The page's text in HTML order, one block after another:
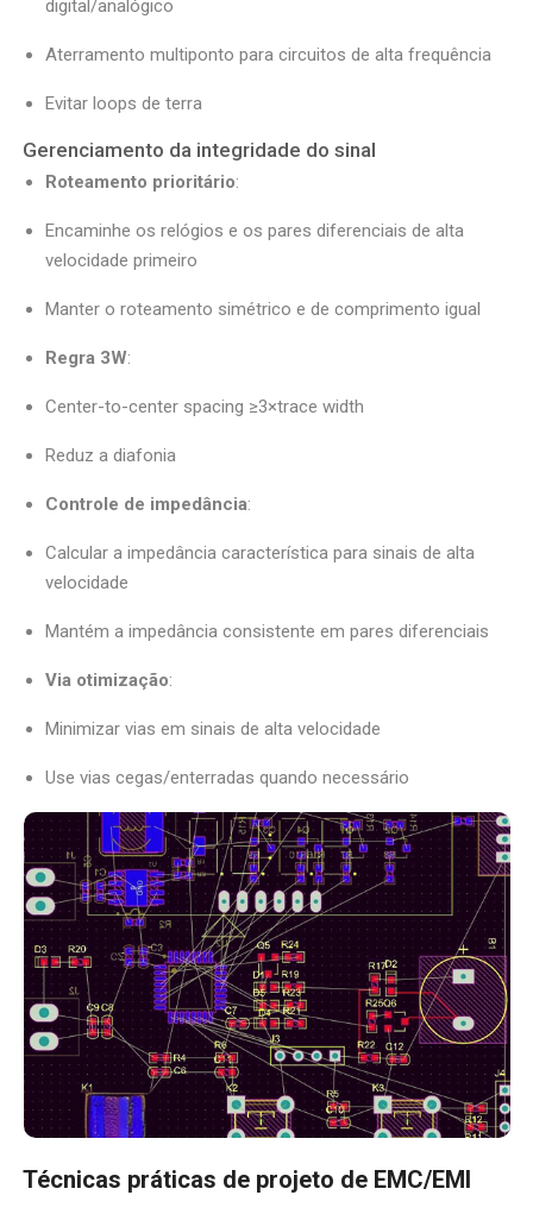
digital/analógico
Aterramento multiponto para circuitos de alta frequência
Evitar loops de terra
Gerenciamento da integridade do sinal
Roteamento prioritário:
Encaminhe os relógios e os pares diferenciais de alta
velocidade primeiro
Manter o roteamento simétrico e de comprimento igual
Regra 3W:
Center-to-center spacing ≥3×trace width
Reduz a diafonia
Controle de impedância:
Calcular a impedância característica para sinais de alta
velocidade
Mantém a impedância consistente em pares diferenciais
Via otimização:
Minimizar vias em sinais de alta velocidade
Use vias cegas/enterradas quando necessário
Técnicas práticas de projeto de EMC/EMI